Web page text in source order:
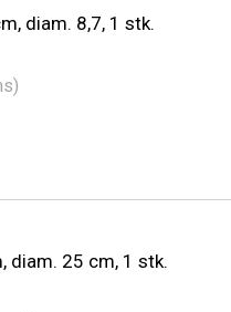
diam. 8,7, 1 stk.
diam. 25 cm, 1 stk.